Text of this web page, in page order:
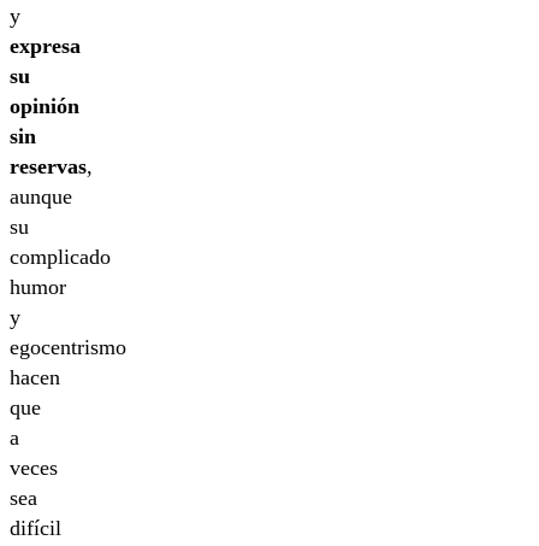
y
expresa
su
opinión
sin
reservas,
aunque
su
complicado
humor
y
egocentrismo
hacen
que
a
veces
sea
difícil